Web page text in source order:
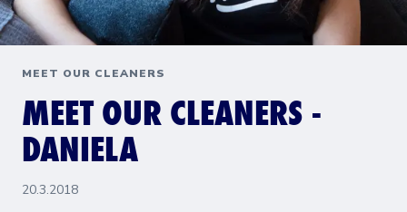
MEET OUR CLEANERS
MEET OUR CLEANERS -
DANIELA
20.3.2018